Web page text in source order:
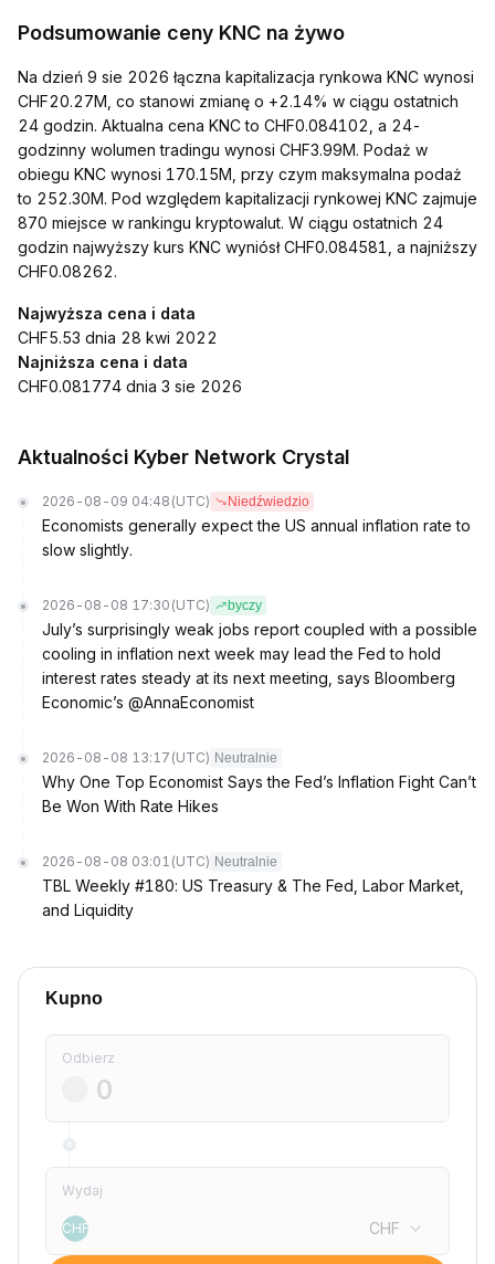
Podsumowanie ceny KNC na żywo
Na dzień 9 sie 2026 łączna kapitalizacja rynkowa KNC wynosi
CHF20.27M, co stanowi zmianę o +2.14% w ciągu ostatnich
24 godzin. Aktualna cena KNC to CHF0.084102, a 24-
godzinny wolumen tradingu wynosi CHF3.99M. Podaż w
obiegu KNC wynosi 170.15M, przy czym maksymalna podaż
to 252.30M. Pod względem kapitalizacji rynkowej KNC zajmuje
870 miejsce w rankingu kryptowalut. W ciągu ostatnich 24
godzin najwyższy kurs KNC wyniósł CHF0.084581, a najniższy
CHF0.08262.
Najwyższa cena i data
CHF5.53 dnia 28 kwi 2022
Najniższa cena i data
CHF0.081774 dnia 3 sie 2026
Aktualności Kyber Network Crystal
2026-08-09 04:48 (UTC) Niedźwiedzio
Economists generally expect the US annual inflation rate to
slow slightly.
2026-08-08 17:30 (UTC) byczy
July’s surprisingly weak jobs report coupled with a possible
cooling in inflation next week may lead the Fed to hold
interest rates steady at its next meeting, says Bloomberg
Economic’s @AnnaEconomist
2026-08-08 13:17 (UTC) Neutralnie
Why One Top Economist Says the Fed’s Inflation Fight Can’t
Be Won With Rate Hikes
2026-08-08 03:01 (UTC) Neutralnie
TBL Weekly #180: US Treasury & The Fed, Labor Market,
and Liquidity
Kupno
Odbierz
Wydaj
CHF CHF